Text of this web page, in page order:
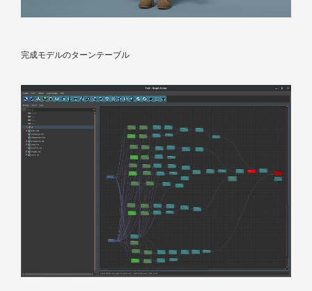
完成モデルのターンテーブル